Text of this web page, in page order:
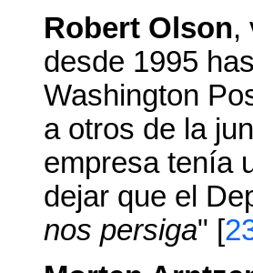
Robert Olson,
desde 1995
Washington
a otros de la
empresa tenía
dejar que el
nos persiga" [